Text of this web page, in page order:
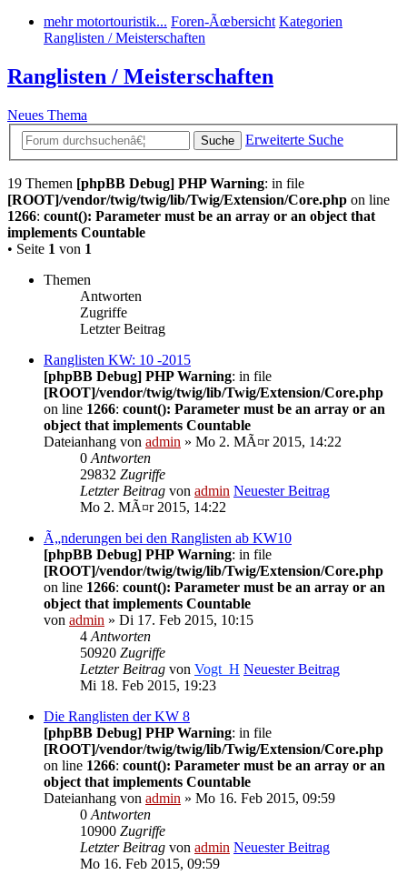
mehr motortouristik... Foren-Ãœbersicht Kategorien
Ranglisten / Meisterschaften
Ranglisten / Meisterschaften
Neues Thema
Suche Erweiterte Suche
19 Themen [phpBB Debug] PHP Warning: in file
[ROOT]/vendor/twig/twig/lib/Twig/Extension/Core.php on line
1266: count(): Parameter must be an array or an object that
implements Countable
• Seite 1 von 1
Themen
Antworten
Zugriffe
Letzter Beitrag
Ranglisten KW: 10 -2015
[phpBB Debug] PHP Warning: in file
[ROOT]/vendor/twig/twig/lib/Twig/Extension/Core.php
on line 1266: count(): Parameter must be an array or an
object that implements Countable
Dateianhang von admin » Mo 2. MÃ¤r 2015, 14:22
0 Antworten
29832 Zugriffe
Letzter Beitrag von admin Neuester Beitrag
Mo 2. MÃ¤r 2015, 14:22
Ã„nderungen bei den Ranglisten ab KW10
[phpBB Debug] PHP Warning: in file
[ROOT]/vendor/twig/twig/lib/Twig/Extension/Core.php
on line 1266: count(): Parameter must be an array or an
object that implements Countable
von admin » Di 17. Feb 2015, 10:15
4 Antworten
50920 Zugriffe
Letzter Beitrag von Vogt_H Neuester Beitrag
Mi 18. Feb 2015, 19:23
Die Ranglisten der KW 8
[phpBB Debug] PHP Warning: in file
[ROOT]/vendor/twig/twig/lib/Twig/Extension/Core.php
on line 1266: count(): Parameter must be an array or an
object that implements Countable
Dateianhang von admin » Mo 16. Feb 2015, 09:59
0 Antworten
10900 Zugriffe
Letzter Beitrag von admin Neuester Beitrag
Mo 16. Feb 2015, 09:59